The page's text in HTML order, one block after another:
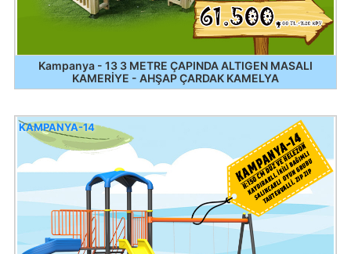
Kampanya - 13 3 METRE ÇAPINDA ALTIGEN MASALI
KAMERİYE - AHŞAP ÇARDAK KAMELYA
KAMPANYA-14